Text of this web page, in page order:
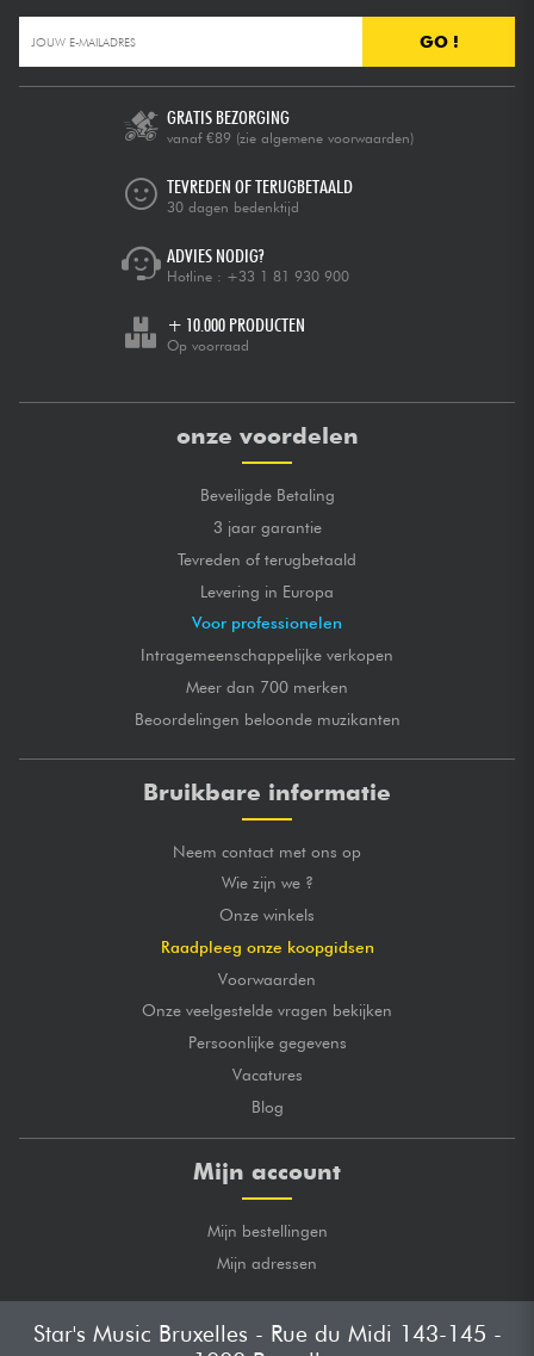
GO !
GRATIS BEZORGING
vanaf €89 (zie algemene voorwaarden)
TEVREDEN OF TERUGBETAALD
30 dagen bedenktijd
ADVIES NODIG?
Hotline : +33 1 81 930 900
+ 10.000 PRODUCTEN
Op voorraad
onze voordelen
Beveiligde Betaling
3 jaar garantie
Tevreden of terugbetaald
Levering in Europa
Voor professionelen
Intragemeenschappelijke verkopen
Meer dan 700 merken
Beoordelingen beloonde muzikanten
Bruikbare informatie
Neem contact met ons op
Wie zijn we ?
Onze winkels
Raadpleeg onze koopgidsen
Voorwaarden
Onze veelgestelde vragen bekijken
Persoonlijke gegevens
Vacatures
Blog
Mijn account
Mijn bestellingen
Mijn adressen
Star's Music Bruxelles - Rue du Midi 143-145 -